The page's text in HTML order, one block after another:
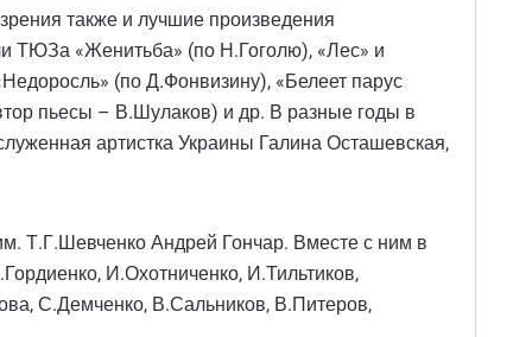
также и лучшие произведения
ТЮЗа «Женитьба» (по Н.Гоголю), «Лес» и
(по Д.Фонвизину), «Белеет парус
пьесы – В.Шулаков) и др. В разные годы в
артистка Украины Галина Осташевская,
Т.Г.Шевченко Андрей Гончар. Вместе с ним в
И.Охотниченко, И.Тильтиков,
С.Демченко, В.Сальников, В.Питеров,